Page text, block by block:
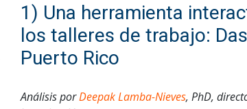
1) Una herramienta
los talleres de trabajo:
Puerto Rico
Análisis porDeepak Lamba-Nieves, PhD,